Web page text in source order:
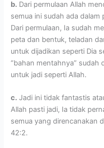
b. Dari permulaan Allah
semua ini sudah ada dalam
Dari permulaan, Ia sudah
peta dan bentuk, teladan
untuk dijadikan seperti Dia
“bahan mentahnya” sudah
untuk jadi seperti Allah.
c. Jadi ini tidak fantastis
Allah pasti jadi, Ia tidak
semua yang direncanakan
42:2.